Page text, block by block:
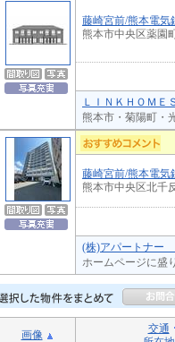
藤崎宮前/熊本電気
熊本市中央区薬園
ＬＩＮＫＨＯＭ
熊本市・菊陽町・
藤崎宮前/熊本電気
熊本市中央区北千
(株)アパートナー
ホームページに盛
画像
交通